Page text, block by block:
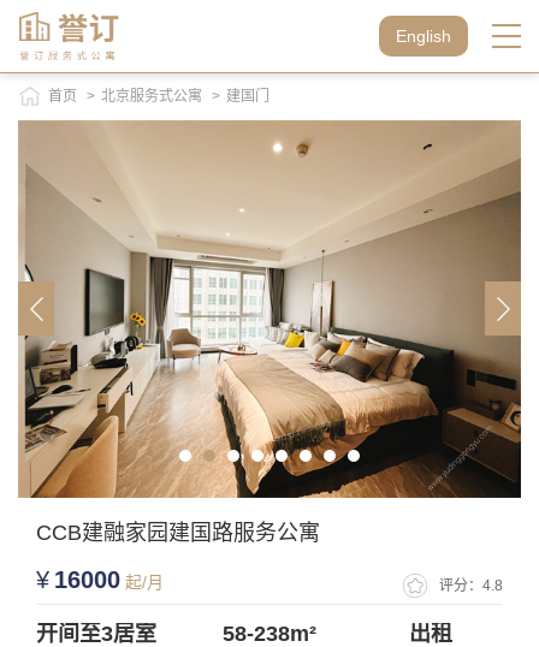
English
首页 > 北京服务式公寓 > 建国门
CCB建融家园建国路服务公寓
¥ 16000 起/月 评分：4.8
开间至3居室 58-238m² 出租